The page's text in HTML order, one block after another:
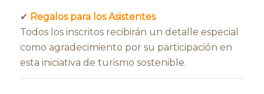
✔ Regalos para los Asistentes
Todos los inscritos recibirán un detalle especial
como agradecimiento por su participación en
esta iniciativa de turismo sostenible.